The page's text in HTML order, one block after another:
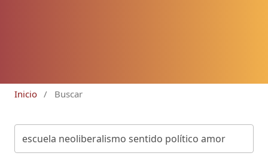
Inicio / Buscar